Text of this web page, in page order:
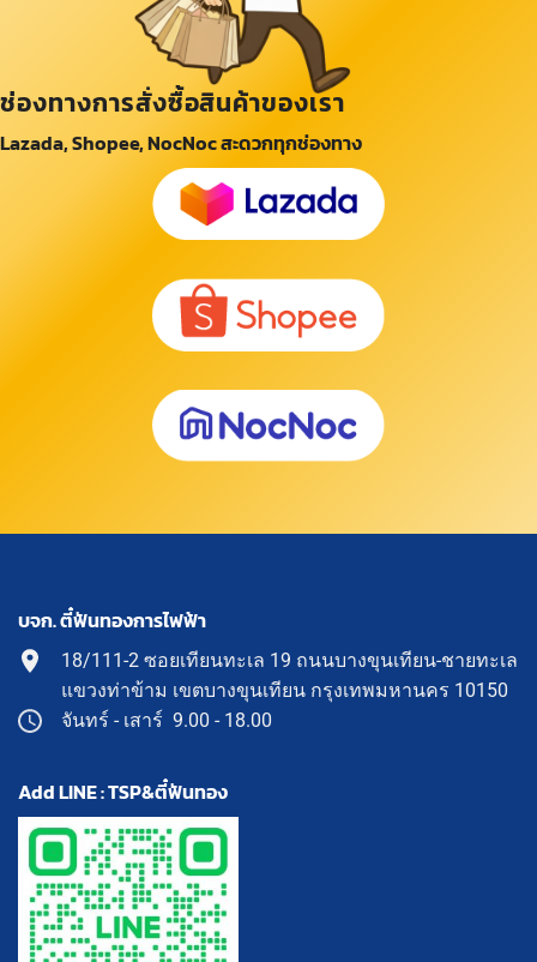
ช่องทางการสั่งซื้อสินค้าของเรา
Lazada, Shopee, NocNoc สะดวกทุกช่องทาง
บจก. ตี๋ฟันทองการไฟฟ้า
18/111-2 ซอยเทียนทะเล 19 ถนนบางขุนเทียน-ชายทะเล
แขวงท่าข้าม เขตบางขุนเทียน กรุงเทพมหานคร 10150
จันทร์ - เสาร์ 9.00 - 18.00
Add LINE : TSP&ตี๋ฟันทอง